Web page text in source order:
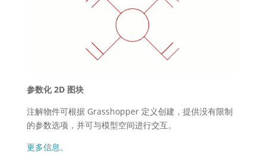
参数化 2D 图块
注解物件可根据 Grasshopper 定义创建，提供没有限制
的参数选项，并可与模型空间进行交互。
更多信息。